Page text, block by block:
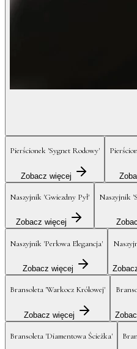
Pierścionek 'Sygnet Rodowy'
Zobacz więcej
Naszyjnik 'Gwiezdny Pył'
Zobacz więcej
Naszyjnik
Naszyjnik 'Perłowa Elegancja'
Zobacz więcej
Bransoleta 'Warkocz Królowej'
Zobacz więcej
Bransoleta 'Diamentowa Ścieżka'